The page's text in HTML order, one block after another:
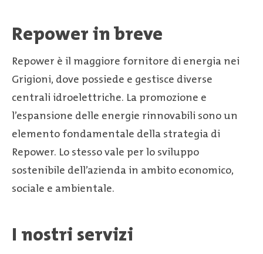
Repower in breve
Repower è il maggiore fornitore di energia nei
Grigioni, dove possiede e gestisce diverse
centrali idroelettriche. La promozione e
l’espansione delle energie rinnovabili sono un
elemento fondamentale della strategia di
Repower. Lo stesso vale per lo sviluppo
sostenibile dell’azienda in ambito economico,
sociale e ambientale.
I nostri servizi